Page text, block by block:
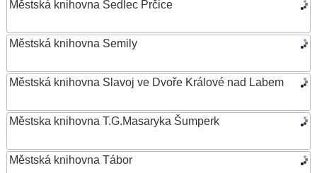
Městská knihovna Sedlec Prčice
Městská knihovna Semily
Městská knihovna Slavoj ve Dvoře Králové nad Labem
Městska knihovna T.G.Masaryka Šumperk
Městská knihovna Tábor